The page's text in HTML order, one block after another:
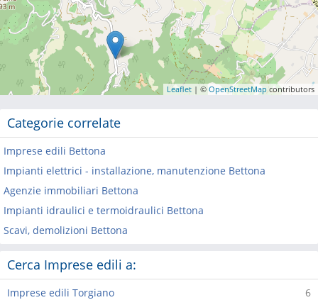
Leaflet | © OpenStreetMap contributors
Categorie correlate
Imprese edili Bettona
Impianti elettrici - installazione, manutenzione Bettona
Agenzie immobiliari Bettona
Impianti idraulici e termoidraulici Bettona
Scavi, demolizioni Bettona
Cerca Imprese edili a:
6
Imprese edili Torgiano